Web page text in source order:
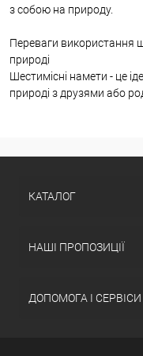
з собою на природу.
Переваги використання
природі
Шестимісні намети - це
природі з друзями або
КАТАЛОГ
НАШІ ПРОПОЗИЦІЇ
ДОПОМОГА І СЕРВІСИ